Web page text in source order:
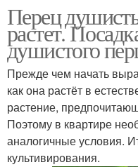
Перец
растет.
душистого
Прежде чем начать
как она растёт в
растение,
Поэтому в квартире
аналогичные условия.
культивирования.